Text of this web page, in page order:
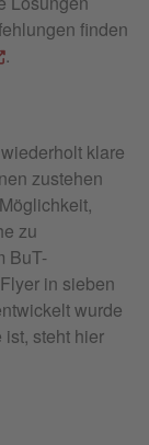
finden
.
klare
zustehen
zu
BuT-
in sieben
wurde
steht hier